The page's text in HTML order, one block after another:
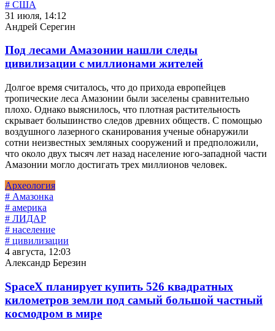
# США
31 июля, 14:12
Андрей Серегин
Под лесами Амазонии нашли следы
цивилизации с миллионами жителей
Долгое время считалось, что до прихода европейцев
тропические леса Амазонии были заселены сравнительно
плохо. Однако выяснилось, что плотная растительность
скрывает большинство следов древних обществ. С помощью
воздушного лазерного сканирования ученые обнаружили
сотни неизвестных земляных сооружений и предположили,
что около двух тысяч лет назад население юго-западной части
Амазонии могло достигать трех миллионов человек.
Археология
# Амазонка
# америка
# ЛИДАР
# население
# цивилизации
4 августа, 12:03
Александр Березин
SpaceX планирует купить 526 квадратных
километров земли под самый большой частный
космодром в мире